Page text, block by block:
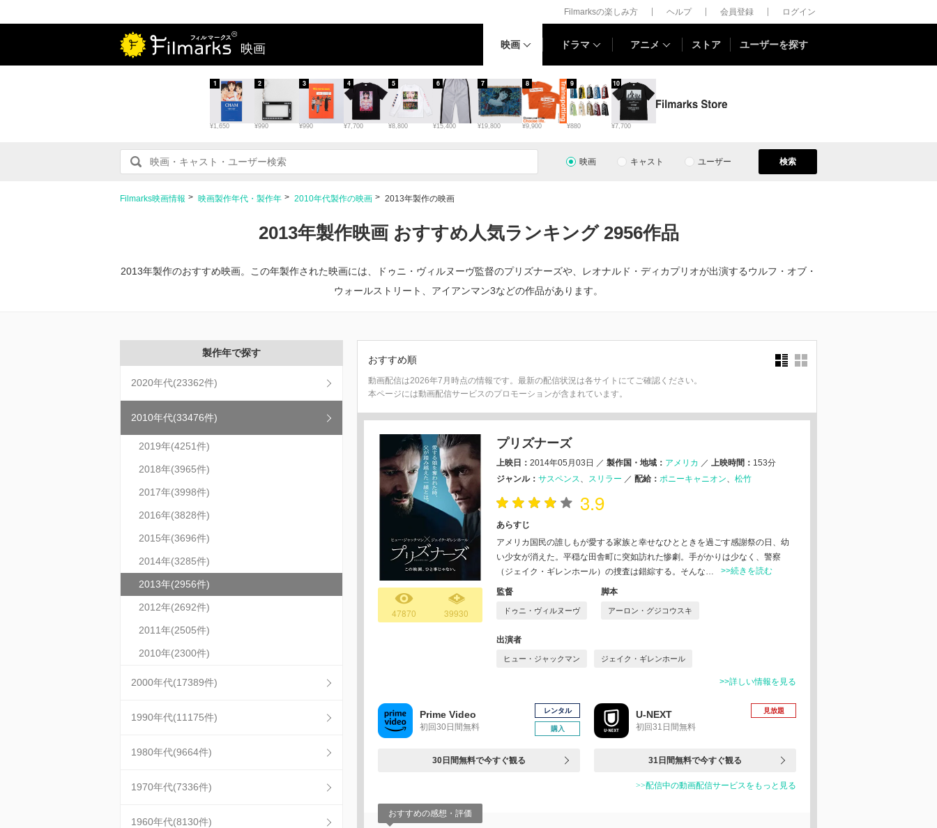
Filmarksの楽しみ方 ヘルプ 会員登録 ログイン
映画 映画 ドラマ アニメ ストア ユーザーを探す
¥1,650
1
¥990
2
¥990
3
¥7,700
4
¥8,800
5
¥15,400
6
¥19,800
7
¥9,900
8
¥880
9
¥7,700
10
映画 キャスト ユーザー 検索
Filmarks映画情報 映画製作年代・製作年 2010年代製作の映画 2013年製作の映画
2013年製作映画 おすすめ人気ランキング 2956作品
2013年製作のおすすめ映画。この年製作された映画には、ドゥニ・ヴィルヌーヴ監督のプリズナーズや、レオナルド・ディカプリオが出演するウルフ・オブ・
ウォールストリート、アイアンマン3などの作品があります。
製作年で探す
2020年代(23362件)
2010年代(33476件)
2019年(4251件)
2018年(3965件)
2017年(3998件)
2016年(3828件)
2015年(3696件)
2014年(3285件)
2013年(2956件)
2012年(2692件)
2011年(2505件)
2010年(2300件)
2000年代(17389件)
1990年代(11175件)
1980年代(9664件)
1970年代(7336件)
1960年代(8130件)
おすすめ順
動画配信は2026年7月時点の情報です。最新の配信状況は各サイトにてご確認ください。
本ページには動画配信サービスのプロモーションが含まれています。
47870 39930
プリズナーズ
上映日： 2014年05月03日 ／ 製作国・地域： アメリカ ／ 上映時間： 153分
ジャンル： サスペンス スリラー ／ 配給： ポニーキャニオン 松竹
3.9
あらすじ
アメリカ国民の誰しもが愛する家族と幸せなひとときを過ごす感謝祭の日、幼
い少女が消えた。平穏な田舎町に突如訪れた惨劇。手がかりは少なく、警察
（ジェイク・ギレンホール）の捜査は錯綜する。そんな…
>>続きを読む
監督
ドゥニ・ヴィルヌーヴ
脚本
アーロン・グジコウスキ
出演者
ヒュー・ジャックマン ジェイク・ギレンホール
>>詳しい情報を見る
Prime Video
初回30日間無料
レンタル
購入
30日間無料で今すぐ観る
U-NEXT
初回31日間無料
見放題
31日間無料で今すぐ観る
>>配信中の動画配信サービスをもっと見る
おすすめの感想・評価